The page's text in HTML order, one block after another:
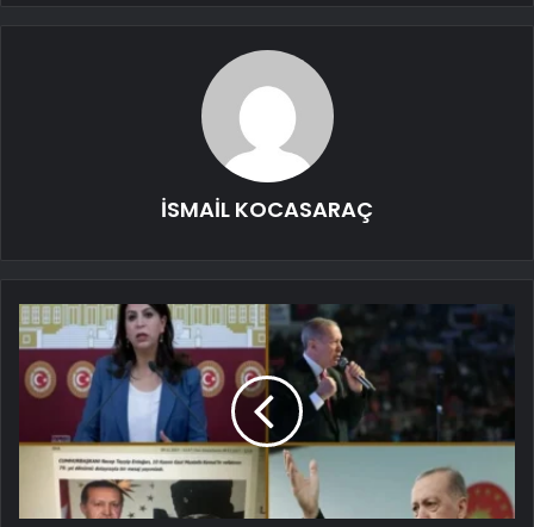
İSMAİL KOCASARAÇ